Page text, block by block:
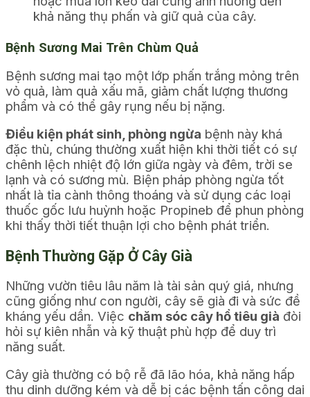
khả năng thụ phấn và giữ quả của cây.
Bệnh Sương Mai Trên Chùm Quả
Bệnh sương mai tạo một lớp phấn trắng mỏng trên
vỏ quả, làm quả xấu mã, giảm chất lượng thương
phẩm và có thể gây rụng nếu bị nặng.
Điều kiện phát sinh, phòng ngừa bệnh này khá
đặc thù, chúng thường xuất hiện khi thời tiết có sự
chênh lệch nhiệt độ lớn giữa ngày và đêm, trời se
lạnh và có sương mù. Biện pháp phòng ngừa tốt
nhất là tỉa cành thông thoáng và sử dụng các loại
thuốc gốc lưu huỳnh hoặc Propineb để phun phòng
khi thấy thời tiết thuận lợi cho bệnh phát triển.
Bệnh Thường Gặp Ở Cây Già
Những vườn tiêu lâu năm là tài sản quý giá, nhưng
cũng giống như con người, cây sẽ già đi và sức đề
kháng yếu dần. Việc chăm sóc cây hồ tiêu già đòi
hỏi sự kiên nhẫn và kỹ thuật phù hợp để duy trì
năng suất.
Cây già thường có bộ rễ đã lão hóa, khả năng hấp
thu dinh dưỡng kém và dễ bị các bệnh tấn công dai